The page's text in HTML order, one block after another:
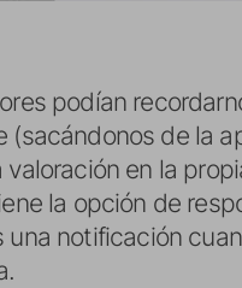
podían
de la
en la
la opción de
notificación